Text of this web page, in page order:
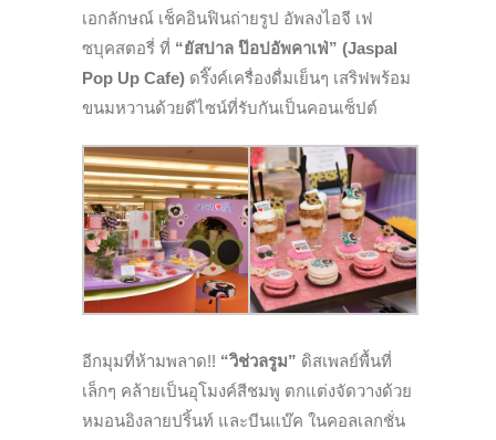
เอกลักษณ์ เช็คอินฟินถ่ายรูป อัพลงไอจี เฟ
ซบุคสตอรี่ ที่ “ยัสปาล ป๊อปอัพคาเฟ่” (Jaspal
Pop Up Cafe) ดริ๊งค์เครื่องดื่มเย็นๆ เสริฟพร้อม
ขนมหวานด้วยดีไซน์ที่รับกันเป็นคอนเซ็ปต์
อีกมุมที่ห้ามพลาด!! “วิช่วลรูม” ดิสเพลย์พื้นที่
เล็กๆ คล้ายเป็นอุโมงค์สีชมพู ตกแต่งจัดวางด้วย
หมอนอิงลายปริ้นท์ และบีนแบ๊ค ในคอลเลกชั่น